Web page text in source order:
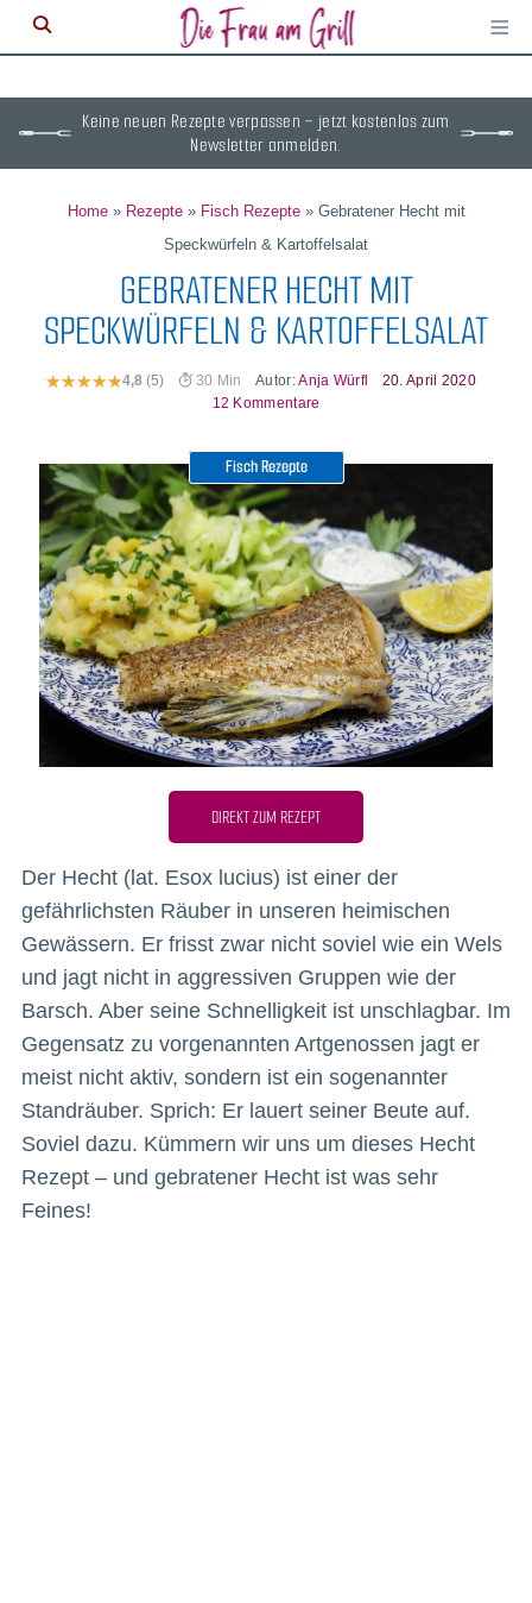
≡
Keine neuen Rezepte verpassen – jetzt kostenlos zum
Newsletter anmelden.
Home» Rezepte» Fisch Rezepte» Gebratener Hecht mit
Speckwürfeln & Kartoffelsalat
GEBRATENER HECHT MIT
SPECKWÜRFELN & KARTOFFELSALAT
4,8(5) 30 Min Autor:Anja Würfl
20. April 2020
12 Kommentare
Fisch Rezepte
DIREKT ZUM REZEPT
Der Hecht (lat. Esox lucius) ist einer der
gefährlichsten Räuber in unseren heimischen
Gewässern. Er frisst zwar nicht soviel wie ein Wels
und jagt nicht in aggressiven Gruppen wie der
Barsch. Aber seine Schnelligkeit ist unschlagbar. Im
Gegensatz zu vorgenannten Artgenossen jagt er
meist nicht aktiv, sondern ist ein sogenannter
Standräuber. Sprich: Er lauert seiner Beute auf.
Soviel dazu. Kümmern wir uns um dieses Hecht
Rezept – und gebratener Hecht ist was sehr
Feines!